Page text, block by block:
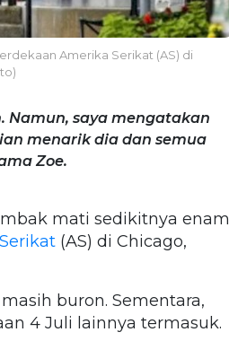
Amerika Serikat (AS) di
Namun, saya mengatakan
menarik dia dan semua
Zoe.
mati sedikitnya enam
(AS) di Chicago,
buron. Sementara,
4 Juli lainnya termasuk.